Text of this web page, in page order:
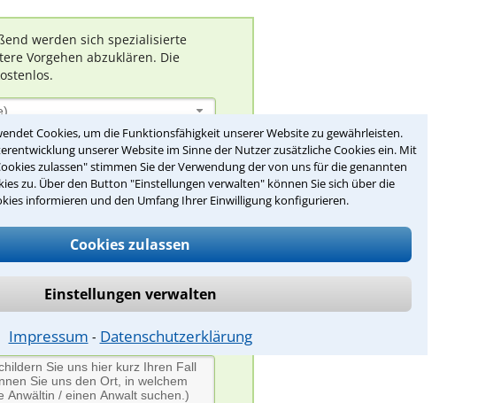
Cookies, um die Funktionsfähigkeit unserer Website zu gewährleisten.
unserer Website im Sinne der Nutzer zusätzliche Cookies ein. Mit
zulassen" stimmen Sie der Verwendung der von uns für die genannten
zu. Über den Button "Einstellungen verwalten" können Sie sich über die
informieren und den Umfang Ihrer Einwilligung konfigurieren.
Cookies zulassen
Einstellungen verwalten
Impressum ⁃ Datenschutzerklärung
werden sich spezialisierte
Vorgehen abzuklären. Die